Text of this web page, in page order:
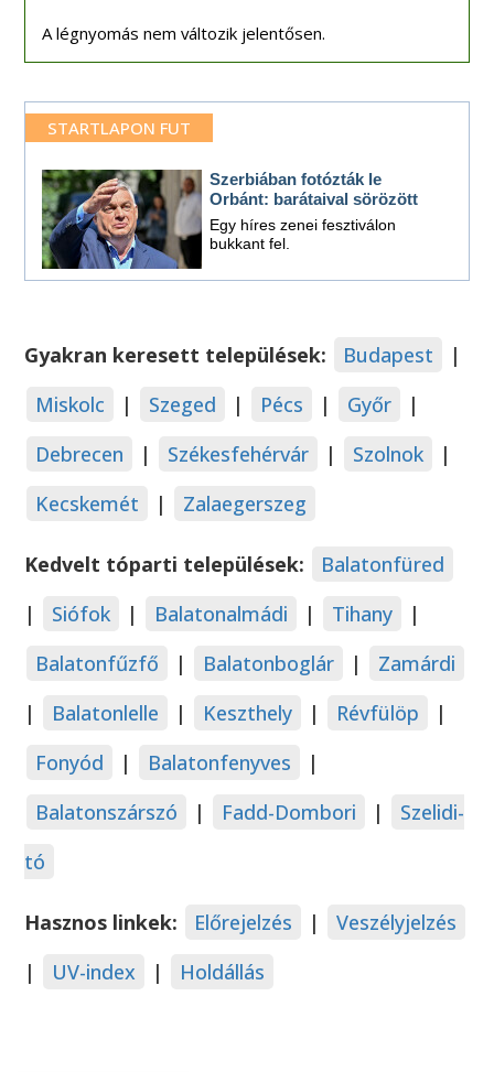
A légnyomás nem változik jelentősen.
STARTLAPON FUT
Szerbiában fotózták le
Orbánt: barátaival sörözött
Egy híres zenei fesztiválon
bukkant fel.
Gyakran keresett települések: Budapest
|
Miskolc
| Szeged | Pécs | Győr
|
Debrecen
| Székesfehérvár | Szolnok
|
Kecskemét
| Zalaegerszeg
Kedvelt tóparti települések:
Balatonfüred
|
Siófok | Balatonalmádi | Tihany
|
Balatonfűzfő
| Balatonboglár |
Zamárdi
|
Balatonlelle | Keszthely | Révfülöp
|
Fonyód
| Balatonfenyves
|
Balatonszárszó
| Fadd-Dombori |
Szelidi-
tó
Hasznos linkek: Előrejelzés |
Veszélyjelzés
|
UV-index | Holdállás